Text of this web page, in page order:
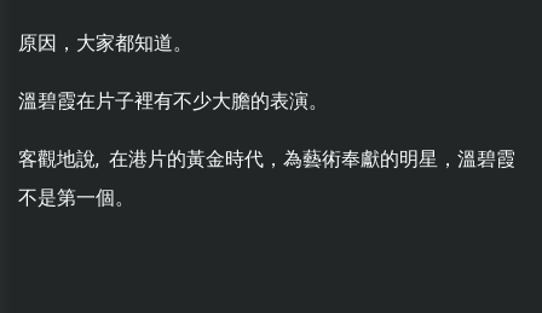
原因，大家都知道。
溫碧霞在片子裡有不少大膽的表演。
客觀地說, 在港片的黃金時代，為藝術奉獻的明星，溫碧霞
不是第一個。